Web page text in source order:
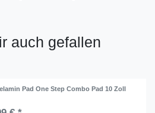
auch gefallen
Pad One Step Combo Pad 10 Zoll